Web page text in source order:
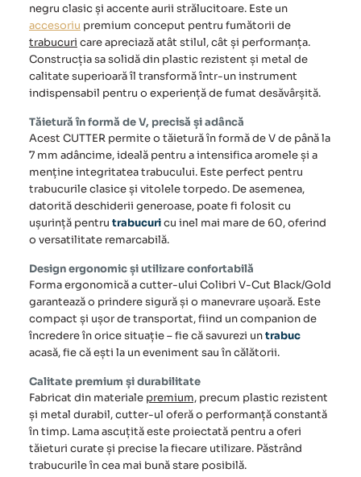
negru clasic și accente aurii strălucitoare. Este un
accesoriu premium conceput pentru fumătorii de
trabucuri care apreciază atât stilul, cât și performanța.
Construcția sa solidă din plastic rezistent și metal de
calitate superioară îl transformă într-un instrument
indispensabil pentru o experiență de fumat desăvârșită.
Tăietură în formă de V, precisă și adâncă
Acest CUTTER permite o tăietură în formă de V de până la
7 mm adâncime, ideală pentru a intensifica aromele și a
menține integritatea trabucului. Este perfect pentru
trabucurile clasice și vitolele torpedo. De asemenea,
datorită deschiderii generoase, poate fi folosit cu
ușurință pentru trabucuricu inel mai mare de 60, oferind
o versatilitate remarcabilă.
Design ergonomic și utilizare confortabilă
Forma ergonomică a cutter-ului Colibri V-Cut Black/Gold
garantează o prindere sigură și o manevrare ușoară. Este
compact și ușor de transportat, fiind un companion de
încredere în orice situație – fie că savurezi untrabuc
acasă, fie că ești la un eveniment sau în călătorii.
Calitate premium și durabilitate
Fabricat din materiale premium, precum plastic rezistent
și metal durabil,cutter-ul oferă o performanță constantă
în timp. Lama ascuțită este proiectată pentru a oferi
tăieturi curate și precise la fiecare utilizare. Păstrând
trabucurile în cea mai bună stare posibilă.